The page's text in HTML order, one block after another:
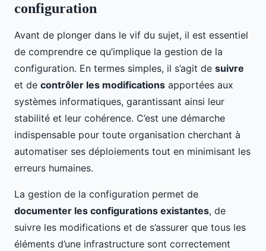
configuration
Avant de plonger dans le vif du sujet, il est essentiel
de comprendre ce qu’implique la gestion de la
configuration. En termes simples, il s’agit de suivre
et de contrôler les modifications apportées aux
systèmes informatiques, garantissant ainsi leur
stabilité et leur cohérence. C’est une démarche
indispensable pour toute organisation cherchant à
automatiser ses déploiements tout en minimisant les
erreurs humaines.
La gestion de la configuration permet de
documenter les configurations existantes, de
suivre les modifications et de s’assurer que tous les
éléments d’une infrastructure sont correctement